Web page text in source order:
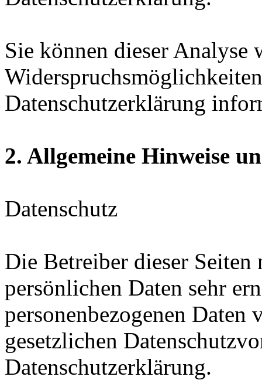
Sie können dieser Analyse
Datenschutzerklärung
2. Allgemeine Hinweise
Datenschutz
Die Betreiber dieser Seiten
persönlichen Daten sehr
personenbezogenen Daten
gesetzlichen
Datenschutzerklärung.